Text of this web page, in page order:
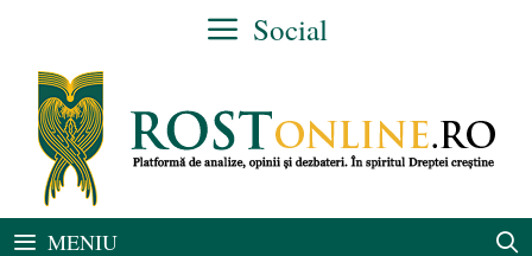
conținut
Social
MENIU